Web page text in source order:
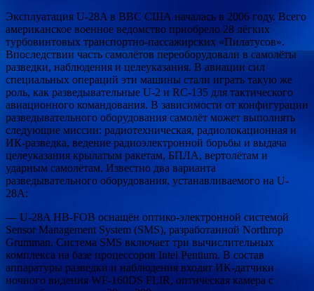
Эксплуатация U-28A в ВВС США началась в 2006 году. Всего
американское военное ведомство приобрело 28 лёгких
турбовинтовых транспортно-пассажирских «Пилатусов».
Впоследствии часть самолётов переоборудовали в самолёты
разведки, наблюдения и целеуказания. В авиации сил
специальных операций эти машины стали играть такую же
роль, как разведывательные U-2 и RC-135 для тактического
авиационного командования. В зависимости от конфигурации
разведывательного оборудования самолёт может выполнять
следующие миссии: радиотехническая, радиолокационная и
ИК-разведка, ведение радиоэлектронной борьбы и выдача
целеуказания крылатым ракетам, БПЛА, вертолётам и
ударным самолётам. Известно два варианта
разведывательного оборудования, устанавливаемого на U-
28A:
— U-28A HB-FOB оснащён оптико-электронной системой
Sensor Management System (SMS), разработанной Northrop
Grumman. Система SMS включает три вычислительных
комплекса на базе процессоров Intel Pentium. В состав
аппаратуры разведки и наблюдения входят ИК-датчики
ночного видения WF-160DS FLIR, оптическая камера с